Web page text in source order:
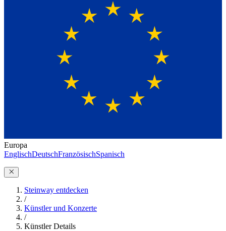
Europa
EnglischDeutschFranzösischSpanisch
Steinway entdecken
/
Künstler und Konzerte
/
Künstler Details